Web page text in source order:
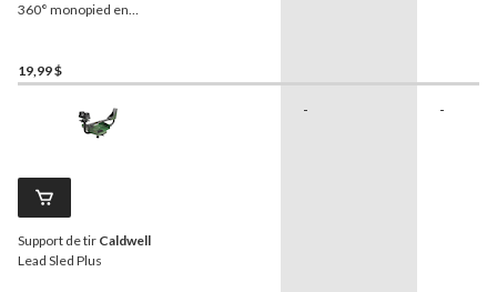
360° monopied en
19,99 $
Support de tir Caldwell
Lead Sled Plus
- -